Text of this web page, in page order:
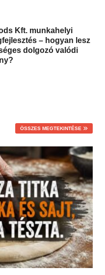
Kft. munkahelyi
– hogyan lesz
dolgozó valódi
ÖSSZES MEGTEKINTÉSE